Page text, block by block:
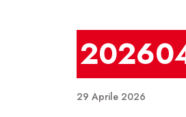
29 Aprile 2026